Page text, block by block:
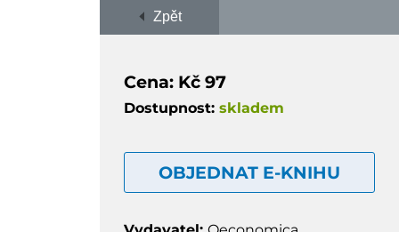
Zpět
Cena: Kč 97
Dostupnost: skladem
OBJEDNAT E-KNIHU